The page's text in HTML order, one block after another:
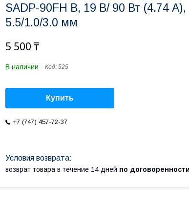
SADP-90FH B, 19 В/ 90 Вт (4.74 А),
5.5/1.0/3.0 мм
5 500 ₸
В наличии Код: 525
Купить
+7 (747) 457-72-37
возврат товара в течение 14 дней по договоренности